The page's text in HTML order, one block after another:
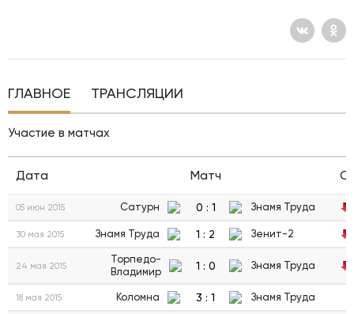
ГЛАВНОЕ ТРАНСЛЯЦИИ
Участие в матчах
Дата Матч
05 июн 2015 Сатурн 0 : 1 Знамя Труда
30 мая 2015 Знамя Труда 1 : 2 Зенит-2
24 мая 2015
Торпедо-
Владимир
1 : 0 Знамя Труда
18 мая 2015 Коломна 3 : 1 Знамя Труда